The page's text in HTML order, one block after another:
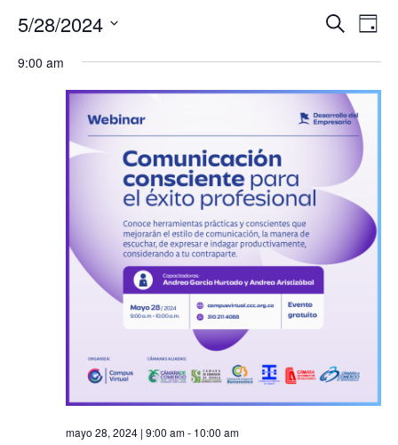
de
y
de
BuscarDay
5/28/2024
fecha.
9:00 am
mayo 28, 2024 | 9:00 am- 10:00 am